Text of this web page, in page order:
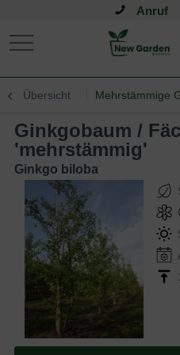
Anruf
Übersicht Mehrstämmige
Ginkgobaum / Fächerblattbaum
'mehrstämmig'
Ginkgo biloba